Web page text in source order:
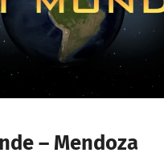
– Mendoza